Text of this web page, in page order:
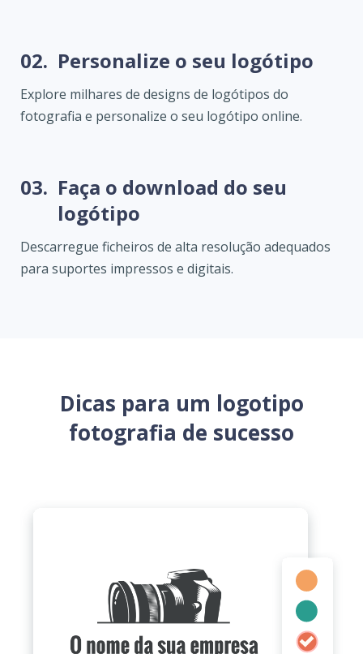
02. Personalize o seu logótipo
Explore milhares de designs de logótipos do
fotografia e personalize o seu logótipo online.
03. Faça o download do seu
logótipo
Descarregue ficheiros de alta resolução adequados
para suportes impressos e digitais.
Dicas para um logotipo
fotografia de sucesso